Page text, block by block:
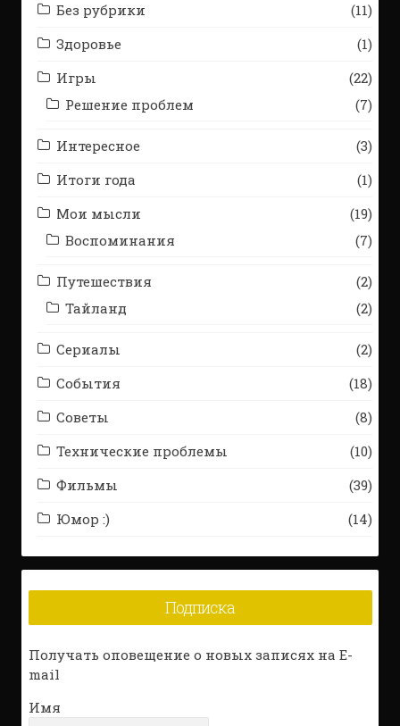
Без рубрики
(11)
Здоровье
(1)
Игры
(22)
Решение проблем
(7)
Интересное
(3)
Итоги года
(1)
Мои мысли
(19)
Воспоминания
(7)
Путешествия
(2)
Тайланд
(2)
Сериалы
(2)
События
(18)
Советы
(8)
Технические проблемы
(10)
Фильмы
(39)
Юмор :)
(14)
Подписка
Получать оповещение о новых записях на E-
mail
Имя